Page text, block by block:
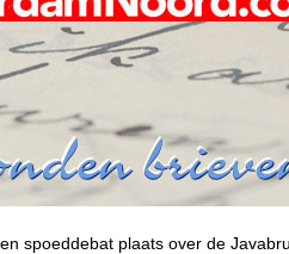
spoeddebat plaats over de